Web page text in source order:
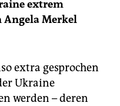
extrem
Merkel
extra gesprochen
Ukraine
werden – deren